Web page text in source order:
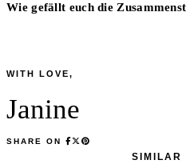
Wie gefällt euch die
WITH LOVE,
Janine
SHARE ON
SIMILAR